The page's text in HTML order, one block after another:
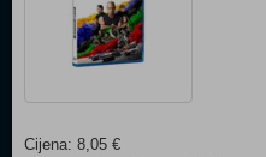
Cijena: 8,05 €